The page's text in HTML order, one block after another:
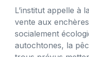
L’institut appelle à
vente aux
socialement
autochtones, la